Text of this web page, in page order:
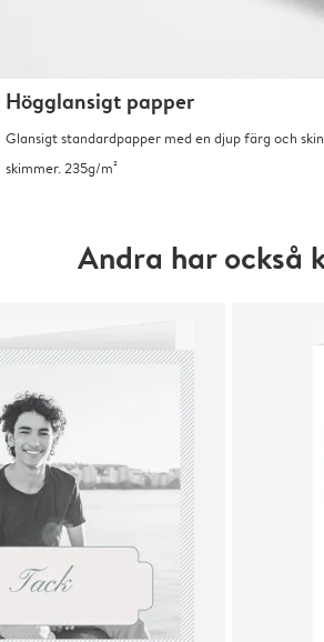
Högglansigt papper
Glansigt standardpapper med en djup färg och
skimmer. 235g/m²
Andra har också